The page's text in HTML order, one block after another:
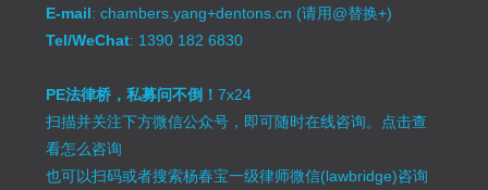
E-mail: chambers.yang+dentons.cn (请用@替换+)
Tel/WeChat: 1390 182 6830
PE法律桥，私募问不倒！7x24
扫描并关注下方微信公众号，即可随时在线咨询。 点击查
看怎么咨询
也可以扫码或者搜索杨春宝一级律师微信(lawbridge)咨询